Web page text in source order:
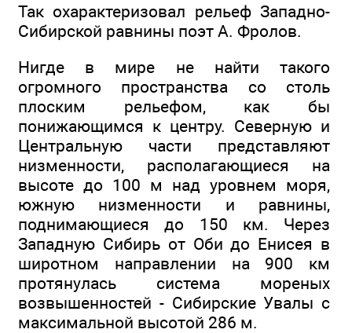
Так охарактеризовал рельеф Западно-
Сибирской равнины поэт А. Фролов.
Нигде в мире не найти такого
огромного пространства со столь
плоским рельефом, как бы
понижающимся к центру. Северную и
Центральную части представляют
низменности, располагающиеся на
высоте до 100 м над уровнем моря,
южную низменности и равнины,
поднимающиеся до 150 км. Через
Западную Сибирь от Оби до Енисея в
широтном направлении на 900 км
протянулась система мореных
возвышенностей - Сибирские Увалы с
максимальной высотой 286 м.